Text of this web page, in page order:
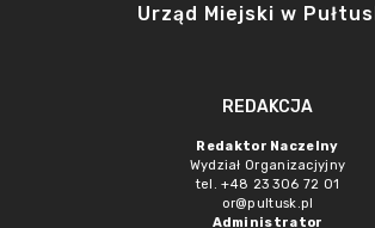
Urząd Miejski w
REDAKCJA
Redaktor Naczelny
Wydział Organizacjyjny
tel. +48 23 306 72 01
or@pultusk.pl
Administrator